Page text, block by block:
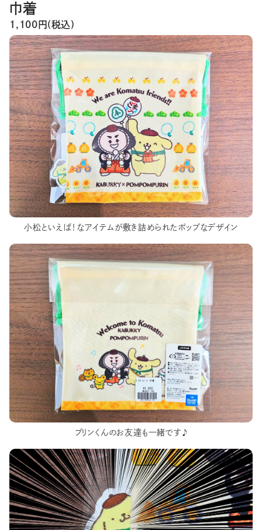
巾着
1,100円(税込)
小松といえば！なアイテムが敷き詰められたポップなデザイン
プリンくんのお友達も一緒です♪